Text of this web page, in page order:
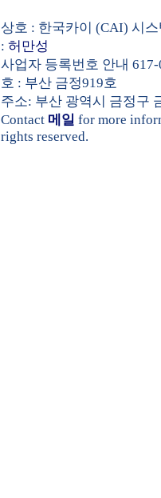
상호 : 한국카이 (CAI) 시
: 허만성
사업자 등록번호 안내
호 : 부산 금정919호
주소: 부산 광역시 금정구
Contact 메일 for more
rights reserved.